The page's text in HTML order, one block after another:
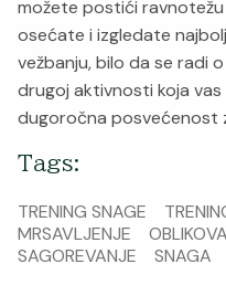
možete postići
osećate i izgledate
vežbanju, bilo da se radi
drugoj aktivnosti koja
dugoročna posvećenost
Tags:
TRENING SNAGE
MRSAVLJENJE
SAGOREVANJE
SNAGA